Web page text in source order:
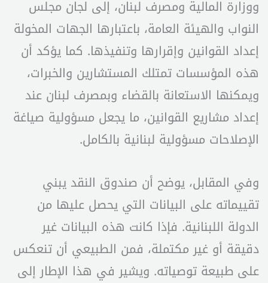
ووزارة المالية ومصرف لبنان، إلى لجان مجلس
النواب والهيئة العامة، باعتبارها الجهات المخولة
إعداد القوانين وإقرارها وتنفيذها. كما يؤكد أن
هذه المؤسسات تمتلك المستشارين والخبرات،
ويمكنها الاستعانة بالقضاء وبمصرف لبنان عند
إعداد مشاريع القوانين، ما يجعل مسؤولية صياغة
الإصلاحات مسؤولية لبنانية بالكامل.
وفي المقابل، يوضح أن صندوق النقد يبني
تقييماته على البيانات التي يحصل عليها من
الدولة اللبنانية. فإذا كانت هذه البيانات غير
دقيقة أو غير مكتملة، فمن الطبيعي أن تنعكس
على طبيعة توصياته. ويشير في هذا الإطار إلى